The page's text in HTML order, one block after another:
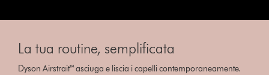
La tua routine, semplificata
Dyson Airstrait™ asciuga e liscia i capelli contemporaneamente.